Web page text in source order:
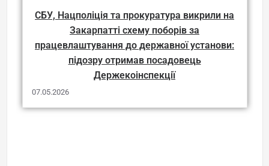
СБУ, Нацполіція та прокуратура викрили на
Закарпатті схему поборів за
працевлаштування до державної установи:
підозру отримав посадовець
Держекоінспекції
07.05.2026